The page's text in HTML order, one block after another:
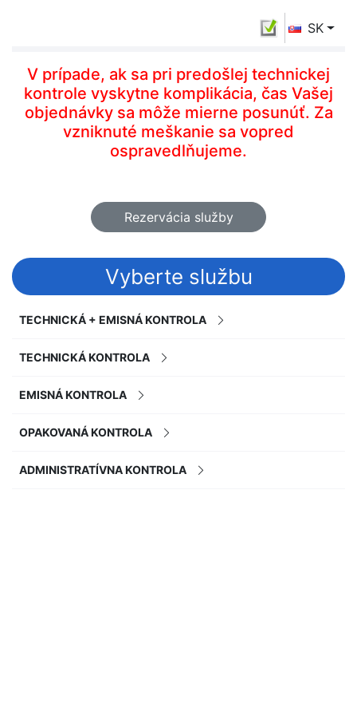
SK
V prípade, ak sa pri predošlej technickej
kontrole vyskytne komplikácia, čas Vašej
objednávky sa môže mierne posunúť. Za
vzniknuté meškanie sa vopred
ospravedlňujeme.
Rezervácia služby
Vyberte službu
TECHNICKÁ + EMISNÁ KONTROLA
TECHNICKÁ KONTROLA
EMISNÁ KONTROLA
OPAKOVANÁ KONTROLA
ADMINISTRATÍVNA KONTROLA